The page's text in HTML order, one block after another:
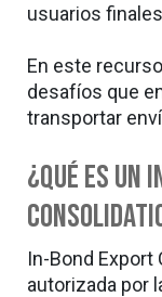
usuarios
En este
desafíos que
transportar
¿Qué es un
In-Bond Export
autorizada por